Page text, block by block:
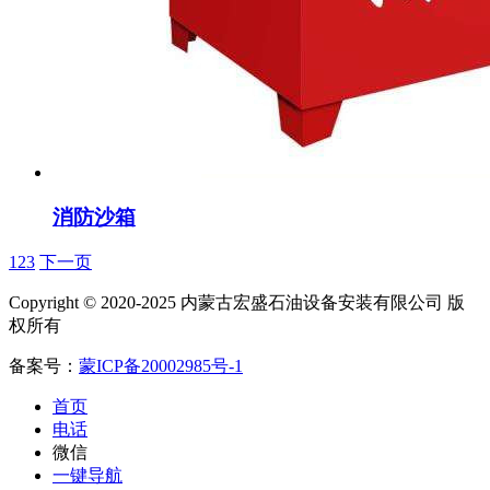
消防沙箱
1 23 下一页
Copyright © 2020-2025 内蒙古宏盛石油设备安装有限公司 版
权所有
备案号： 蒙ICP备20002985号-1
首页
电话
微信
一键导航